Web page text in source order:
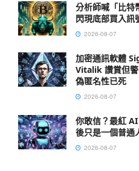
分析師喊「比特
閃現底部買入訊
2026-08-07
加密通訊軟體
Vitalik 讚賞但警
偽匿名性已死
2026-08-07
你敢信？最紅
後只是一個普通
2026-08-07